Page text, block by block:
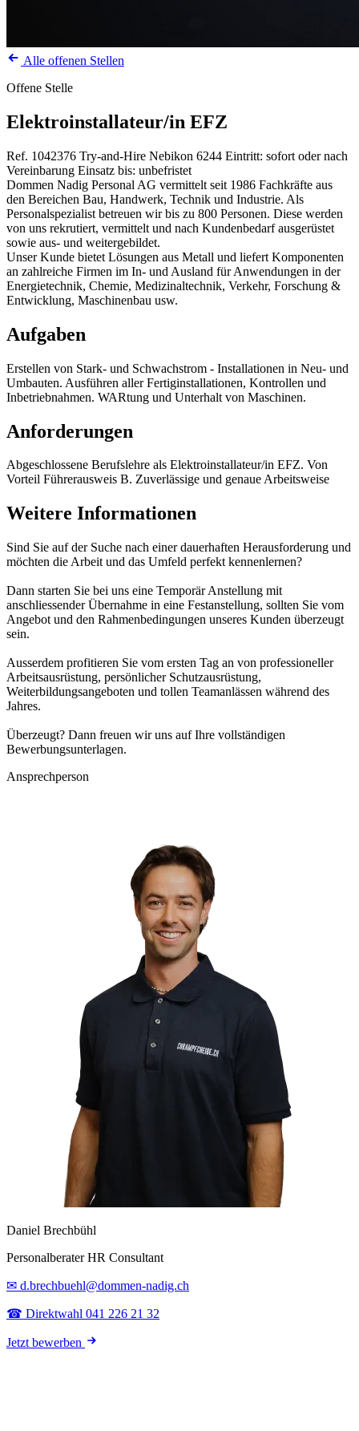
Alle offenen Stellen
Offene Stelle
Elektroinstallateur/in EFZ
Ref. 1042376 Try-and-Hire Nebikon 6244 Eintritt: sofort oder nach
Vereinbarung Einsatz bis: unbefristet
Dommen Nadig Personal AG vermittelt seit 1986 Fachkräfte aus
den Bereichen Bau, Handwerk, Technik und Industrie. Als
Personalspezialist betreuen wir bis zu 800 Personen. Diese werden
von uns rekrutiert, vermittelt und nach Kundenbedarf ausgerüstet
sowie aus- und weitergebildet.
Unser Kunde bietet Lösungen aus Metall und liefert Komponenten
an zahlreiche Firmen im In- und Ausland für Anwendungen in der
Energietechnik, Chemie, Medizinaltechnik, Verkehr, Forschung &
Entwicklung, Maschinenbau usw.
Aufgaben
Erstellen von Stark- und Schwachstrom - Installationen in Neu- und
Umbauten. Ausführen aller Fertiginstallationen, Kontrollen und
Inbetriebnahmen. WARtung und Unterhalt von Maschinen.
Anforderungen
Abgeschlossene Berufslehre als Elektroinstallateur/in EFZ. Von
Vorteil Führerausweis B. Zuverlässige und genaue Arbeitsweise
Weitere Informationen
Sind Sie auf der Suche nach einer dauerhaften Herausforderung und
möchten die Arbeit und das Umfeld perfekt kennenlernen?
Dann starten Sie bei uns eine Temporär Anstellung mit
anschliessender Übernahme in eine Festanstellung, sollten Sie vom
Angebot und den Rahmenbedingungen unseres Kunden überzeugt
sein.
Ausserdem profitieren Sie vom ersten Tag an von professioneller
Arbeitsausrüstung, persönlicher Schutzausrüstung,
Weiterbildungsangeboten und tollen Teamanlässen während des
Jahres.
Überzeugt? Dann freuen wir uns auf Ihre vollständigen
Bewerbungsunterlagen.
Ansprechperson
Daniel Brechbühl
Personalberater HR Consultant
✉ d.brechbuehl@dommen-nadig.ch
☎ Direktwahl 041 226 21 32
Jetzt bewerben